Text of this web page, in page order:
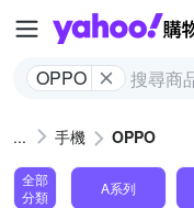
OPPO
手機 OPPO
全部
分類
A系列